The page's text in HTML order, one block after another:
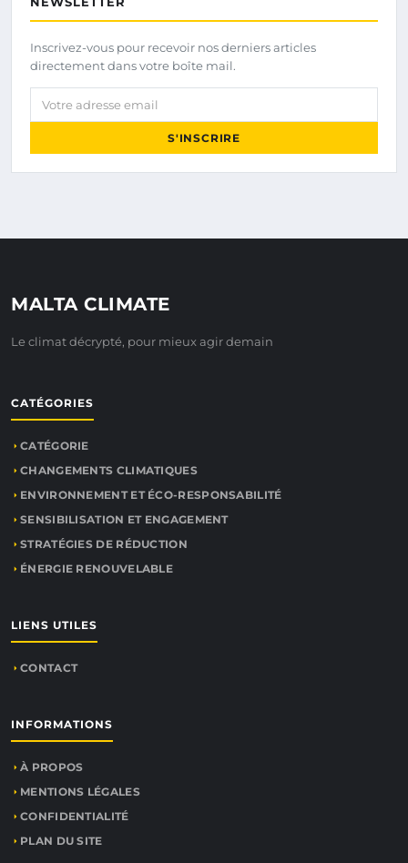
Inscrivez-vous pour recevoir nos derniers articles
directement dans votre boîte mail.
Votre adresse email
S'INSCRIRE
MALTA CLIMATE
Le climat décrypté, pour mieux agir demain
CATÉGORIES
CATÉGORIE
CHANGEMENTS CLIMATIQUES
ENVIRONNEMENT ET ÉCO-RESPONSABILITÉ
SENSIBILISATION ET ENGAGEMENT
STRATÉGIES DE RÉDUCTION
ÉNERGIE RENOUVELABLE
LIENS UTILES
CONTACT
INFORMATIONS
À PROPOS
MENTIONS LÉGALES
CONFIDENTIALITÉ
PLAN DU SITE